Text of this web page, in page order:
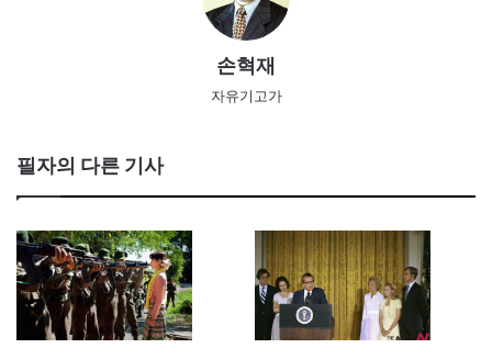
손혁재
자유기고가
필자의 다른 기사